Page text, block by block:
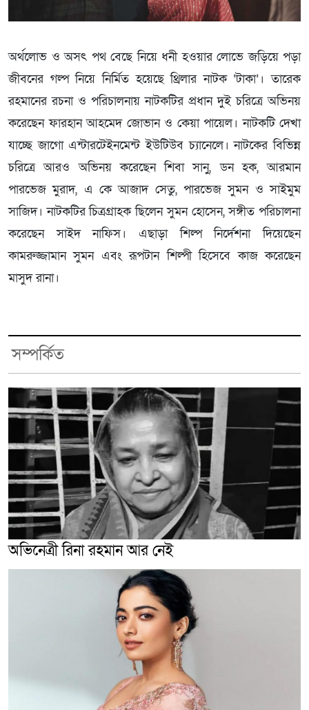
অর্থলোভ ও অসৎ পথ বেছে নিয়ে ধনী হওয়ার লোভে জড়িয়ে পড়া
জীবনের গল্প নিয়ে নির্মিত হয়েছে থ্রিলার নাটক ‘টাকা’। তারেক
রহমানের রচনা ও পরিচালনায় নাটকটির প্রধান দুই চরিত্রে অভিনয়
করেছেন ফারহান আহমেদ জোভান ও কেয়া পায়েল। নাটকটি দেখা
যাচ্ছে জাগো এন্টারটেইনমেন্ট ইউটিউব চ্যানেলে। নাটকের বিভিন্ন
চরিত্রে আরও অভিনয় করেছেন শিবা সানু, ডন হক, আরমান
পারভেজ মুরাদ, এ কে আজাদ সেতু, পারভেজ সুমন ও সাইমুম
সাজিদ। নাটকটির চিত্রগ্রাহক ছিলেন সুমন হোসেন, সঙ্গীত পরিচালনা
করেছেন সাইদ নাফিস। এছাড়া শিল্প নির্দেশনা দিয়েছেন
কামরুজ্জামান সুমন এবং রূপটান শিল্পী হিসেবে কাজ করেছেন
মাসুদ রানা।
সম্পর্কিত
অভিনেত্রী রিনা রহমান আর নেই